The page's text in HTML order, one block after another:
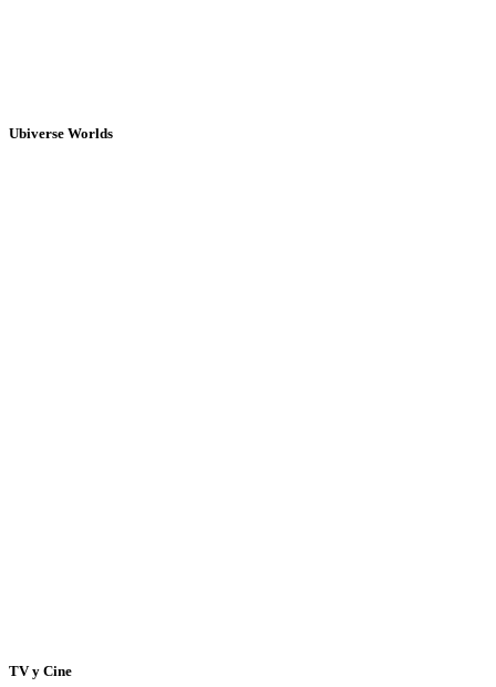
Ubiverse Worlds
TV y Cine